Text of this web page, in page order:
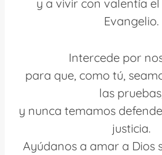
y a vivir con valentía
Evangelio.
Intercede por
para que, como tú,
las pruebas,
y nunca temamos
justicia.
Ayúdanos a amar a Dios